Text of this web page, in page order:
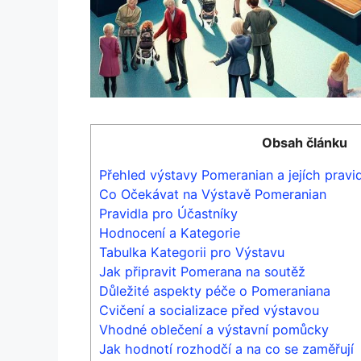
Obsah článku
Přehled výstavy Pomeranian a jejích
Co Očekávat na Výstavě Pomeranian
Pravidla pro Účastníky
Hodnocení a Kategorie
Tabulka Kategorii pro Výstavu
Jak připravit Pomerana na soutěž
Důležité aspekty péče o Pomeraniana
Cvičení a socializace před výstavou
Vhodné oblečení a výstavní pomůcky
Jak hodnotí rozhodčí a na co se zaměřují